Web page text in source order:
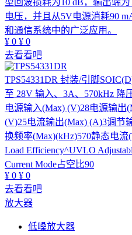
型回波损耗为10 dB，输出端
电压，并且从5V电源消耗90
和通信系统中的广泛应用。
¥ 0 ¥ 0
去看看吧
TPS54331DR 封装/引脚
至 28V 输入、3A、570kHz 降
电源输入(Max) (V)28电源输出
(V)25电流输出(Max) (A)3调节
换频率(Max)(kHz)570静态电流
Load Efficiency^UVLO
Current Mode占空比90
¥ 0 ¥ 0
去看看吧
放大器
低噪放大器